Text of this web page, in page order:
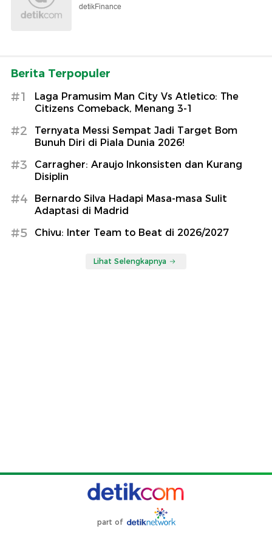
detikFinance
Berita Terpopuler
#1
Laga Pramusim Man City Vs Atletico: The
Citizens Comeback, Menang 3-1
#2
Ternyata Messi Sempat Jadi Target Bom
Bunuh Diri di Piala Dunia 2026!
#3
Carragher: Araujo Inkonsisten dan Kurang
Disiplin
#4
Bernardo Silva Hadapi Masa-masa Sulit
Adaptasi di Madrid
#5 Chivu: Inter Team to Beat di 2026/2027
Lihat Selengkapnya
part of